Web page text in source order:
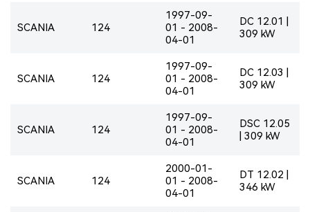
SCANIA 124
1997-09-
01 - 2008-
04-01
DC 12.01 |
309 kW
SCANIA 124
1997-09-
01 - 2008-
04-01
DC 12.03 |
309 kW
SCANIA 124
1997-09-
01 - 2008-
04-01
DSC 12.05
| 309 kW
SCANIA 124
2000-01-
01 - 2008-
04-01
DT 12.02 |
346 kW